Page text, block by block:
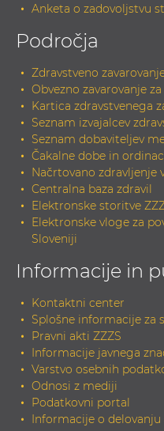
Anketa o zadovoljstvu
Področja
Zdravstveno
Obvezno zavarovanje
Kartica zdravstvenega
Seznam izvajalcev
Seznam dobaviteljev
Čakalne dobe in
Načrtovano zdravljenje
Centralna baza zdravil
Elektronske storitve
Elektronske vloge za
Sloveniji
Informacije in
Kontaktni center
Splošne informacije za
Pravni akti ZZZS
Informacije javnega
Varstvo osebnih
Odnosi z mediji
Podatkovni portal
Informacije o